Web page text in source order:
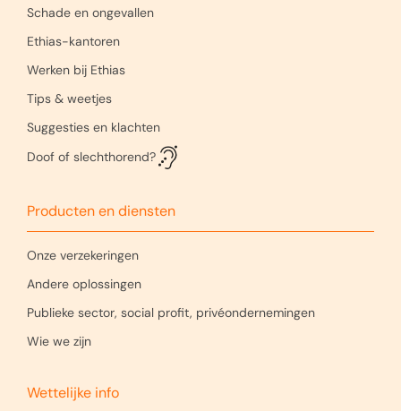
Schade en ongevallen
Ethias-kantoren
Werken bij Ethias
Tips & weetjes
Suggesties en klachten
Doof of slechthorend?
Producten en diensten
Onze verzekeringen
Andere oplossingen
Publieke sector, social profit, privéondernemingen
Wie we zijn
Wettelijke info